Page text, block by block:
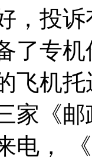
，投
了专
飞机
家《
电，